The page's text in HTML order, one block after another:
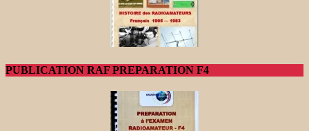
PUBLICATION RAF PREPARATION F4